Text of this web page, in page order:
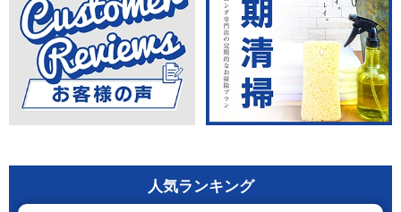
人気ランキング